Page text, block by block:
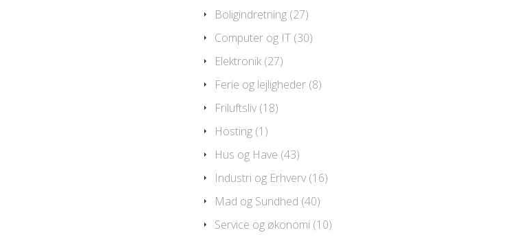
Boligindretning (27)
Computer og IT (30)
Elektronik (27)
Ferie og lejligheder (8)
Friluftsliv (18)
Hosting (1)
Hus og Have (43)
Industri og Erhverv (16)
Mad og Sundhed (40)
Service og økonomi (10)